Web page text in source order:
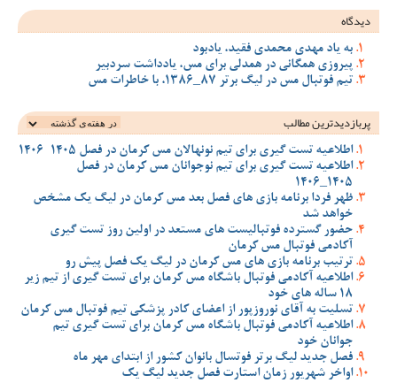
دیدگاه
به یاد مهدی محمدی فقید، یادبود
پیروزی همگانی در همدلی برای مس، یادداشت سردبیر
تیم فوتبال مس در لیگ برتر 87_1386، با خاطرات مس
پربازدیدترین‌ مطالب
اطلاعیه تست گیری برای تیم نونهالان مس کرمان در فصل 1405-1406
اطلاعیه تست گیری برای تیم نوجوانان مس کرمان در فصل
1405_1406
ظهر فردا برنامه بازی های فصل بعد مس کرمان در لیگ یک مشخص
خواهد شد
حضور گسترده فوتبالیست های مستعد در اولین روز تست گیری
آکادمی فوتبال مس کرمان
ترتیب برنامه بازی های مس کرمان در لیگ یک فصل پیش رو
اطلاعیه آکادمی فوتبال باشگاه مس کرمان برای تست گیری از تیم زیر
18 ساله های خود
تسلیت به آقای نوروزپور از اعضای کادر پزشکی تیم فوتبال مس کرمان
اطلاعیه آکادمی فوتبال باشگاه مس کرمان برای تست گیری تیم
جوانان خود
فصل جدید لیگ برتر فوتسال بانوان کشور از ابتدای مهر ماه
اواخر شهریور زمان استارت فصل جدید لیگ یک